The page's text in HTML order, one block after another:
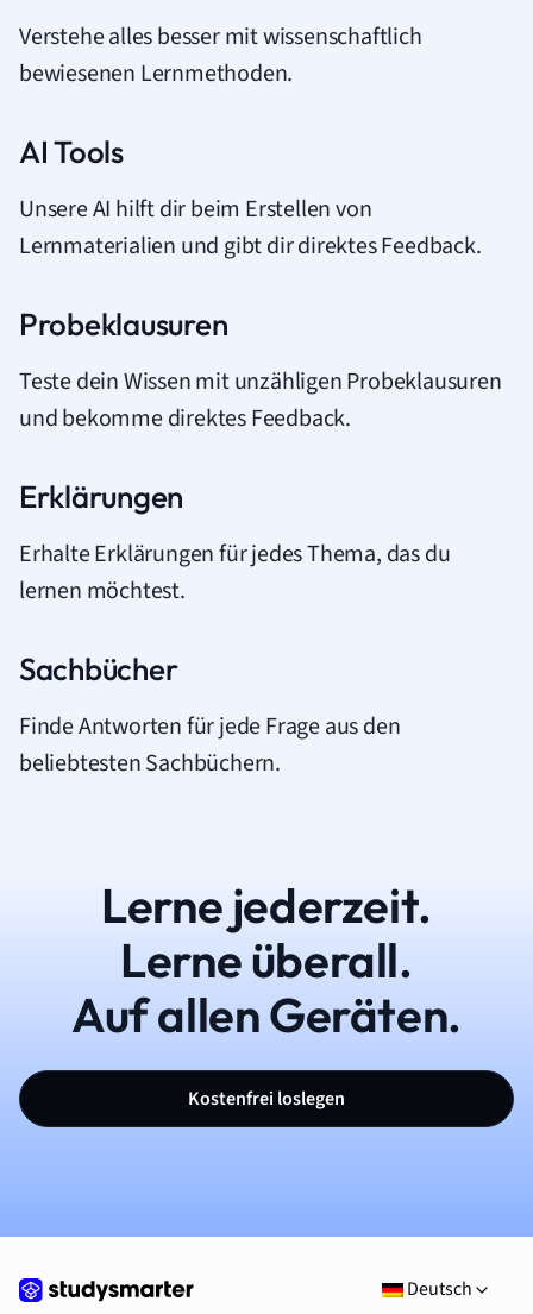
Verstehe alles besser mit wissenschaftlich
bewiesenen Lernmethoden.
AI Tools
Unsere AI hilft dir beim Erstellen von
Lernmaterialien und gibt dir direktes Feedback.
Probeklausuren
Teste dein Wissen mit unzähligen Probeklausuren
und bekomme direktes Feedback.
Erklärungen
Erhalte Erklärungen für jedes Thema, das du
lernen möchtest.
Sachbücher
Finde Antworten für jede Frage aus den
beliebtesten Sachbüchern.
Lerne jederzeit.
Lerne überall.
Auf allen Geräten.
Kostenfrei loslegen
Deutsch